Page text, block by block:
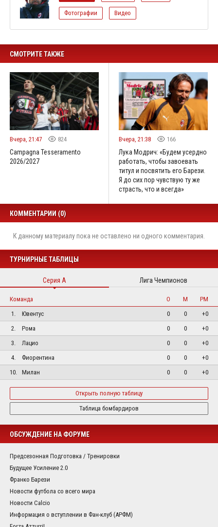
Фотографии Видео
СМОТРИТЕ ТАКЖЕ
Вчера, 21:47 824
Campagna Tesseramento
2026/2027
Вчера, 21:38 166
Лука Модрич: «Будем усердно
работать, чтобы завоевать
титул и посвятить его Барези.
Я до сих пор чувствую ту же
страсть, что и всегда»
КОММЕНТАРИИ (0)
К данному материалу пока не оставлено ни одного комментария.
ТУРНИРНЫЕ ТАБЛИЦЫ
Серия А Лига Чемпионов
Команда О М
РМ
1.
Ювентус 0 0
+0
2.
Рома 0 0
+0
3.
Лацио 0 0
+0
4.
Фиорентина 0 0
+0
10.
Милан 0 0 +0
Открыть полную таблицу
Таблица бомбардиров
ОБСУЖДЕНИЕ НА ФОРУМЕ
Предсезонная Подготовка / Тренировки
Будущее Усиление 2.0
Франко Барези
Новости футбола со всего мира
Новости Calcio
Информация о вступлении в Фан-клуб (АРФМ)